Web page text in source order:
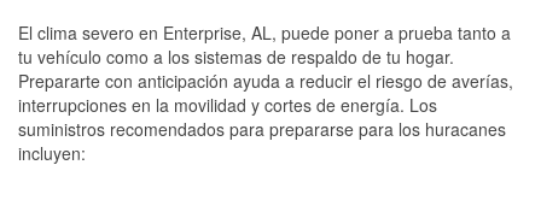
El clima severo en Enterprise, AL, puede poner a prueba tanto a
tu vehículo como a los sistemas de respaldo de tu hogar.
Prepararte con anticipación ayuda a reducir el riesgo de averías,
interrupciones en la movilidad y cortes de energía. Los
suministros recomendados para prepararse para los huracanes
incluyen: